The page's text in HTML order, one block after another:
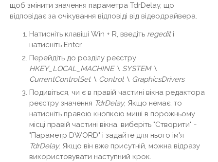
щоб змінити значення параметра TdrDelay, що
відповідає за очікування відповіді від відеодрайвера.
Натисніть клавіші Win + R, введіть regeditі
натисніть Enter.
Перейдіть до розділу реєстру
HKEY_LOCAL_MACHINE \ SYSTEM \
CurrentControlSet \ Control \ GraphicsDrivers
Подивіться, чи є в правій частині вікна редактора
реєстру значення TdrDelay, Якщо немає, то
натисніть правою кнопкою миші в порожньому
місці правій частині вікна, виберіть "Створити" -
"Параметр DWORD" і задайте для нього ім'я
TdrDelay. Якщо він вже присутній, можна відразу
використовувати наступний крок.